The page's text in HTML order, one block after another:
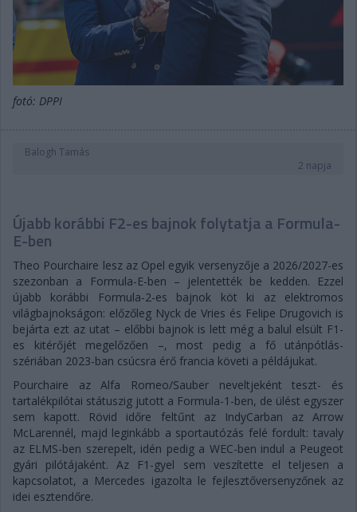
fotó: DPPI
Balogh Tamás
2 napja
Újabb korábbi F2-es bajnok folytatja a Formula-
E-ben
Theo Pourchaire lesz az Opel egyik versenyzője a 2026/2027-es
szezonban a Formula-E-ben – jelentették be kedden. Ezzel
újabb korábbi Formula-2-es bajnok köt ki az elektromos
világbajnokságon: előzőleg Nyck de Vries és Felipe Drugovich is
bejárta ezt az utat – előbbi bajnok is lett még a balul elsült F1-
es kitérőjét megelőzően –, most pedig a fő utánpótlás-
szériában 2023-ban csúcsra érő francia követi a példájukat.
Pourchaire az Alfa Romeo/Sauber neveltjeként teszt- és
tartalékpilótai státuszig jutott a Formula-1-ben, de ülést egyszer
sem kapott. Rövid időre feltűnt az IndyCarban az Arrow
McLarennél, majd leginkább a sportautózás felé fordult: tavaly
az ELMS-ben szerepelt, idén pedig a WEC-ben indul a Peugeot
gyári pilótájaként. Az F1-gyel sem veszítette el teljesen a
kapcsolatot, a Mercedes igazolta le fejlesztőversenyzőnek az
idei esztendőre.